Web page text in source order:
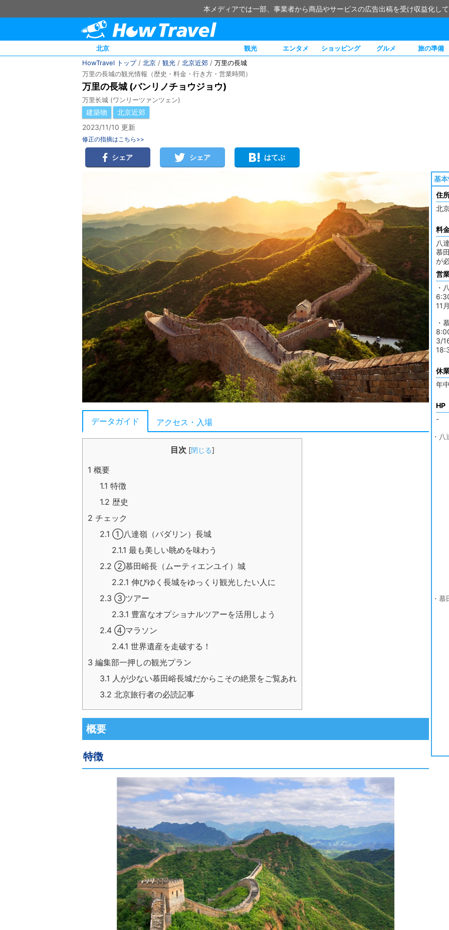
本メディアでは一部、事業者から商品やサービスの広告出稿を受け収益化し
北京 観光 エンタメ ショッピング グルメ
旅の準備
HowTravel トップ/ 北京 / 観光 / 北京近郊 / 万里の長城
万里の長城の観光情報（歴史・料金・行き方・営業時間）
万里の長城 (バンリノチョウジョウ)
万里长城 (ワンリーツァンツェン)
建築物
北京近郊
2023/11/10 更新
修正の指摘はこちら>>
シェア シェア はてぶ
基
住
北
料
八
慕
が
営
・
11
・
3/
休
年
HP
-
・
・
データガイド アクセス・入場
目次 [閉じる]
1 概要
1.1 特徴
1.2 歴史
2 チェック
2.1 ①八達嶺（バダリン）長城
2.1.1 最も美しい眺めを味わう
2.2 ②慕田峪長（ムーティエンユイ）城
2.2.1 伸びゆく長城をゆっくり観光したい人に
2.3 ③ツアー
2.3.1 豊富なオプショナルツアーを活用しよう
2.4 ④マラソン
2.4.1 世界遺産を走破する！
3 編集部一押しの観光プラン
3.1 人が少ない慕田峪長城だからこその絶景をご覧あれ
3.2 北京旅行者の必読記事
概要
特徴